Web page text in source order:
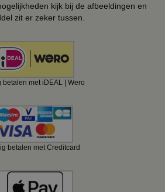
kijk bij de afbeeldingen en
zit er zeker tussen.
betalen met iDEAL | Wero
betalen met Creditcard